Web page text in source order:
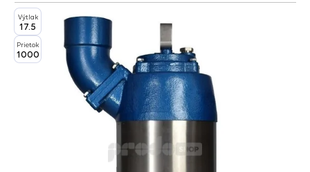
do
Výtlak
17.5
Prietok
1000